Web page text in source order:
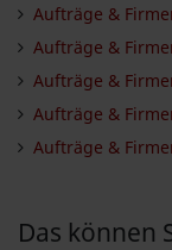
Aufträge &
Aufträge &
Aufträge &
Aufträge &
Aufträge &
Das können